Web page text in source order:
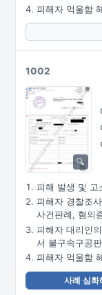
피해자 억울함
1002
피해 발생 및 고
피해자 경찰조
사건판례, 혐의
피해자 대리인
서 불구속구공
피해자 억울함
사례 심화